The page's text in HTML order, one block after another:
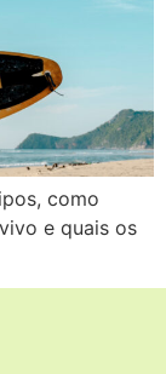
como
e quais os